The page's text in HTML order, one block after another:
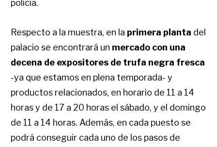
policía.
Respecto a la muestra, en la primera planta del
palacio se encontrará un mercado con una
decena de expositores de trufa negra fresca
-ya que estamos en plena temporada- y
productos relacionados, en horario de 11 a 14
horas y de 17 a 20 horas el sábado, y el domingo
de 11 a 14 horas. Además, en cada puesto se
podrá conseguir cada uno de los pasos de